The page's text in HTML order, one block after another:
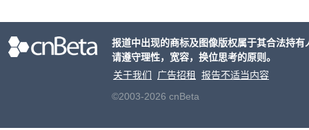
报道中出现的商标及图像版权属于其合法持
请遵守理性，宽容，换位思考的原则。
关于我们
广告招租
报告不适当内容
©2003-2026 cnBeta